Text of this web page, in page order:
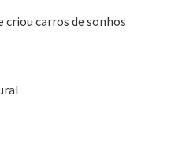
criou carros de sonhos